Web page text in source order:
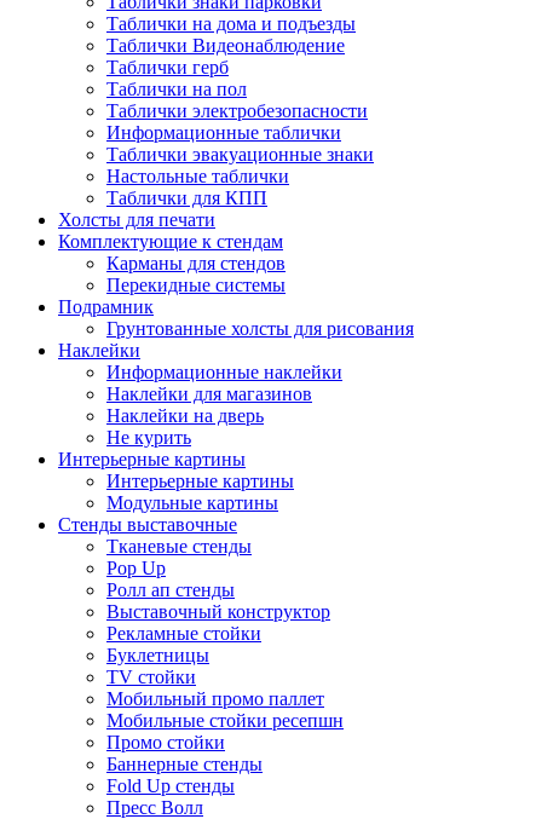
Таблички на дома и подъезды
Таблички Видеонаблюдение
Таблички герб
Таблички на пол
Таблички электробезопасности
Информационные таблички
Таблички эвакуационные знаки
Настольные таблички
Таблички для КПП
Холсты для печати
Комплектующие к стендам
Карманы для стендов
Перекидные системы
Подрамник
Грунтованные холсты для рисования
Наклейки
Информационные наклейки
Наклейки для магазинов
Наклейки на дверь
Не курить
Интерьерные картины
Интерьерные картины
Модульные картины
Стенды выставочные
Тканевые стенды
Pop Up
Ролл ап стенды
Выставочный конструктор
Рекламные стойки
Буклетницы
TV стойки
Мобильный промо паллет
Мобильные стойки ресепшн
Промо стойки
Баннерные стенды
Fold Up стенды
Пресс Волл